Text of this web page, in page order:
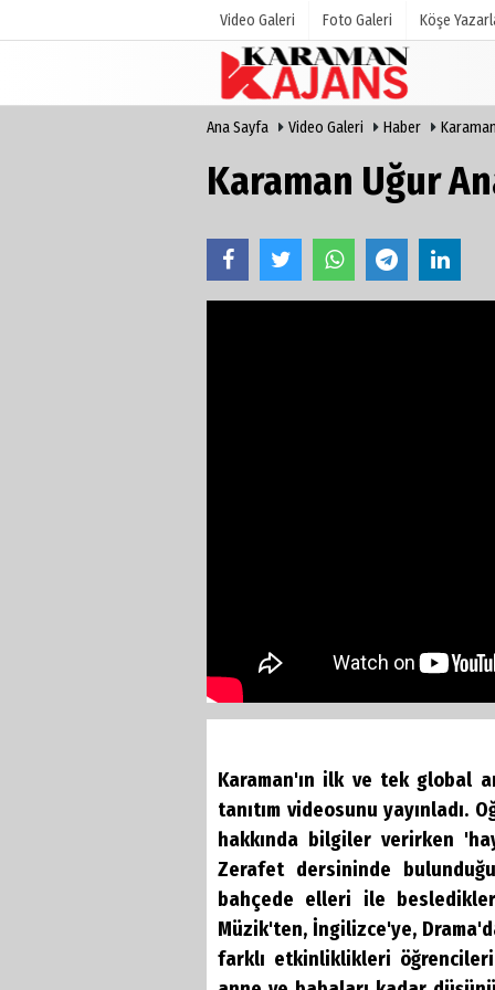
Video Galeri Foto Galeri Köşe
Hava
Gazete
Anketler
Ana Sayfa Video Galeri Haber
Karaman Uğur
Karaman'ın ilk ve tek global
tanıtım videosunu yayınladı.
hakkında bilgiler verirken
Zerafet dersininde
bahçede elleri ile
Müzik'ten, İngilizce'ye,
farklı etkinliklikleri